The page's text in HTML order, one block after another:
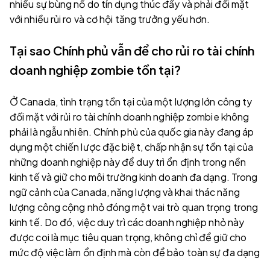
nhiều sự bùng nổ do tín dụng thúc đẩy và phải đối mặt
với nhiều rủi ro và cơ hội tăng trưởng yếu hơn.
Tại sao Chính phủ vẫn để cho rủi ro tài chính
doanh nghiệp zombie tồn tại?
Ở Canada, tình trạng tồn tại của một lượng lớn công ty
đối mặt với rủi ro tài chính doanh nghiệp zombie không
phải là ngẫu nhiên. Chính phủ của quốc gia này đang áp
dụng một chiến lược đặc biệt, chấp nhận sự tồn tại của
những doanh nghiệp này để duy trì ổn định trong nền
kinh tế và giữ cho môi trường kinh doanh đa dạng. Trong
ngữ cảnh của Canada, năng lượng và khai thác năng
lượng công cộng nhỏ đóng một vai trò quan trọng trong
kinh tế. Do đó, việc duy trì các doanh nghiệp nhỏ này
được coi là mục tiêu quan trọng, không chỉ để giữ cho
mức độ việc làm ổn định mà còn để bảo toàn sự đa dạng